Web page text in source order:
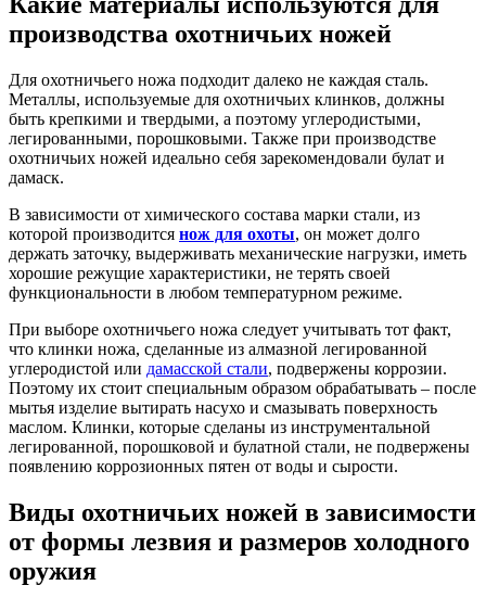
производства охотничьих ножей
Для охотничьего ножа подходит далеко не каждая сталь.
Металлы, используемые для охотничьих клинков, должны
быть крепкими и твердыми, а поэтому углеродистыми,
легированными, порошковыми. Также при производстве
охотничьих ножей идеально себя зарекомендовали булат и
дамаск.
В зависимости от химического состава марки стали, из
которой производится нож для охоты, он может долго
держать заточку, выдерживать механические нагрузки, иметь
хорошие режущие характеристики, не терять своей
функциональности в любом температурном режиме.
При выборе охотничьего ножа следует учитывать тот факт,
что клинки ножа, сделанные из алмазной легированной
углеродистой или дамасской стали, подвержены коррозии.
Поэтому их стоит специальным образом обрабатывать – после
мытья изделие вытирать насухо и смазывать поверхность
маслом. Клинки, которые сделаны из инструментальной
легированной, порошковой и булатной стали, не подвержены
появлению коррозионных пятен от воды и сырости.
Виды охотничьих ножей в зависимости
от формы лезвия и размеров холодного
оружия